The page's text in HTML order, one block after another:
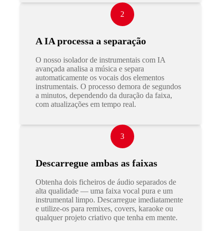
2
A IA processa a separação
O nosso isolador de instrumentais com IA
avançada analisa a música e separa
automaticamente os vocais dos elementos
instrumentais. O processo demora de segundos
a minutos, dependendo da duração da faixa,
com atualizações em tempo real.
3
Descarregue ambas as faixas
Obtenha dois ficheiros de áudio separados de
alta qualidade — uma faixa vocal pura e um
instrumental limpo. Descarregue imediatamente
e utilize-os para remixes, covers, karaoke ou
qualquer projeto criativo que tenha em mente.